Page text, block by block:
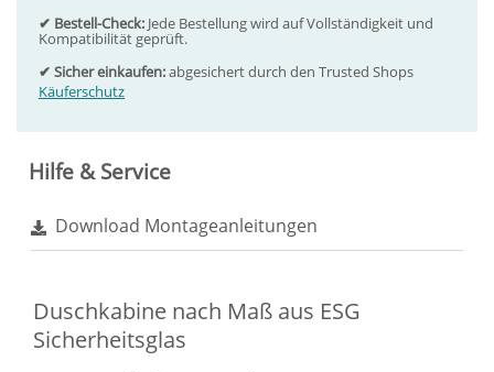
Duschkabine nach Maß aus ESG
Sicherheitsglas
Hilfe & Service
Download Montageanleitungen
✔ Bestell-Check: Jede Bestellung wird auf Vollständigkeit und
Kompatibilität geprüft.
✔ Sicher einkaufen:abgesichert durch den Trusted Shops
Käuferschutz